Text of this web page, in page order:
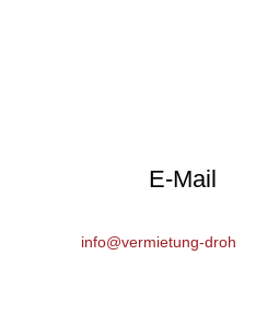
E-Mail
info@vermietung-